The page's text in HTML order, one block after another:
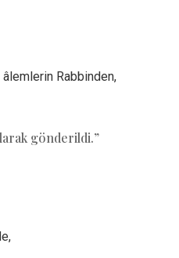
âlemlerin Rabbinden,
gönderildi.”